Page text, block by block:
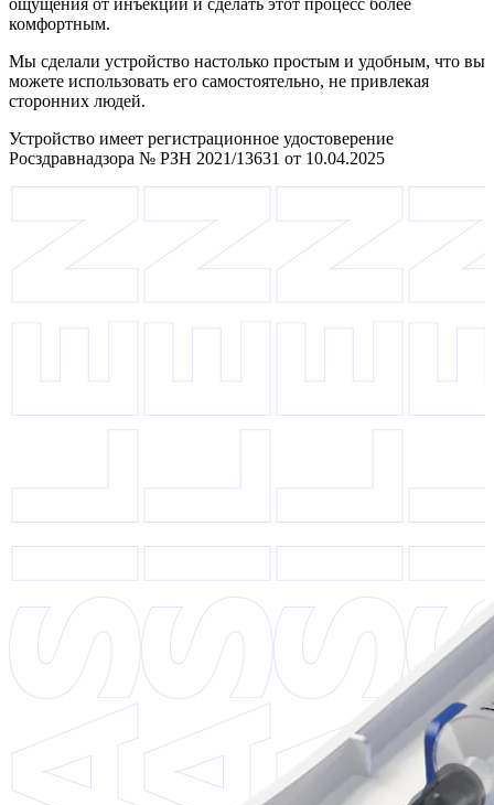
комфортным.
Мы сделали устройство настолько простым и удобным, что вы
можете использовать его самостоятельно, не привлекая
сторонних людей.
Устройство имеет регистрационное удостоверение
Росздравнадзора № РЗН 2021/13631 от 10.04.2025